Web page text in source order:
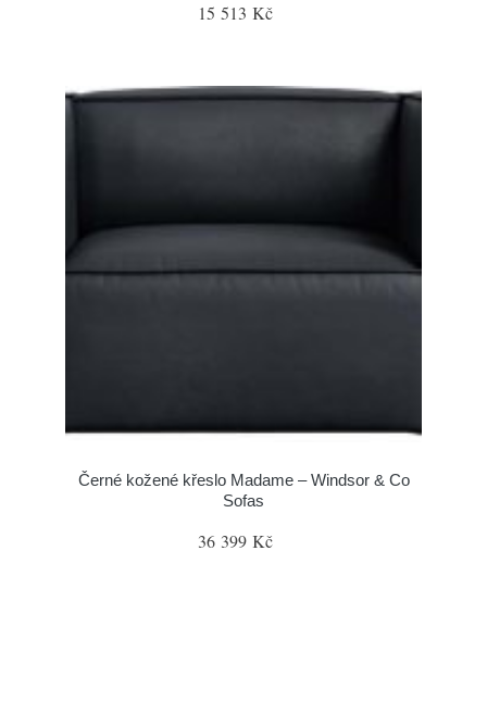
15 513 Kč
Černé kožené křeslo Madame – Windsor & Co
Sofas
36 399 Kč